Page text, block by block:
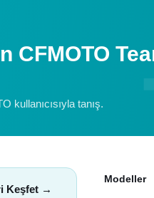
CFMOTO
kullanıcısıyla tanış.
Keşfet →
Modeller